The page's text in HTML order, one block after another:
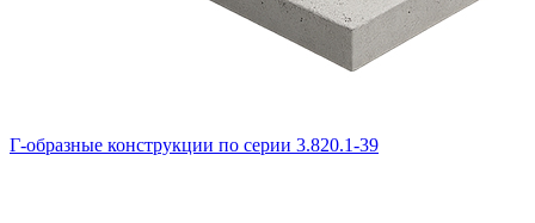
Г-образные конструкции по серии 3.820.1-39